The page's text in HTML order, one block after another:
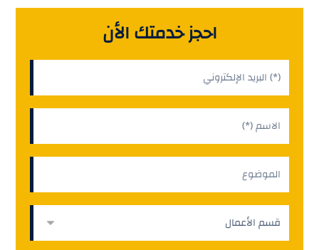
احجز خدمتك الأن